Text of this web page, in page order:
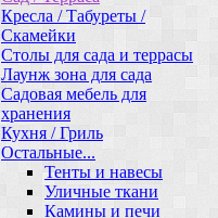
Кресла / Табуреты /
Скамейки
Столы для сада и террасы
Лаунж зона для сада
Садовая мебель для
хранения
Кухня / Гриль
Остальные...
Тенты и навесы
Уличные ткани
Камины и печи